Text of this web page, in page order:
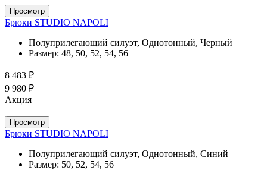
Просмотр
Брюки STUDIO NAPOLI
Полуприлегающий силуэт, Однотонный, Черный
Размер: 48, 50, 52, 54, 56
8 483 ₽
9 980 ₽
Акция
Просмотр
Брюки STUDIO NAPOLI
Полуприлегающий силуэт, Однотонный, Синий
Размер: 50, 52, 54, 56